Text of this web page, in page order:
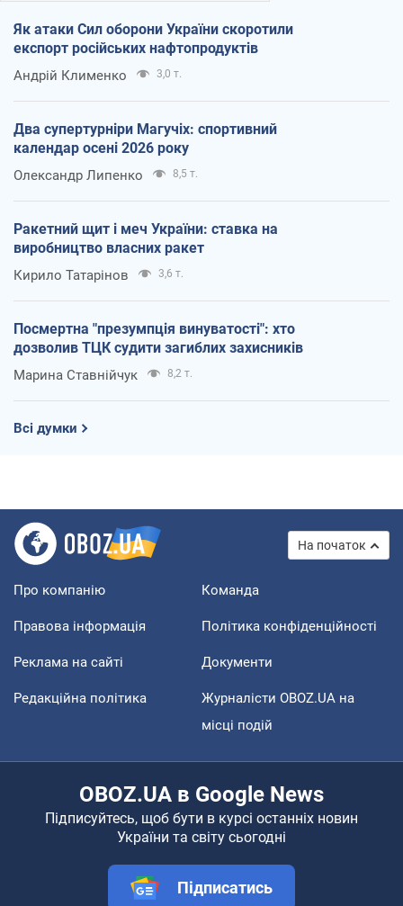
Як атаки Сил оборони України скоротили
експорт російських нафтопродуктів
Андрій Клименко 3,0 т.
Два супертурніри Магучіх: спортивний
календар осені 2026 року
Олександр Липенко 8,5 т.
Ракетний щит і меч України: ставка на
виробництво власних ракет
Кирило Татарінов 3,6 т.
Посмертна "презумпція винуватості": хто
дозволив ТЦК судити загиблих захисників
Марина Ставнійчук 8,2 т.
Всі думки
На початок
Про компанію Команда
Правова інформація Політика конфіденційності
Реклама на сайті Документи
Редакційна політика
Журналісти OBOZ.UA на
місці подій
OBOZ.UA в Google News
Підписуйтесь, щоб бути в курсі останніх новин
України та світу сьогодні
Підписатись